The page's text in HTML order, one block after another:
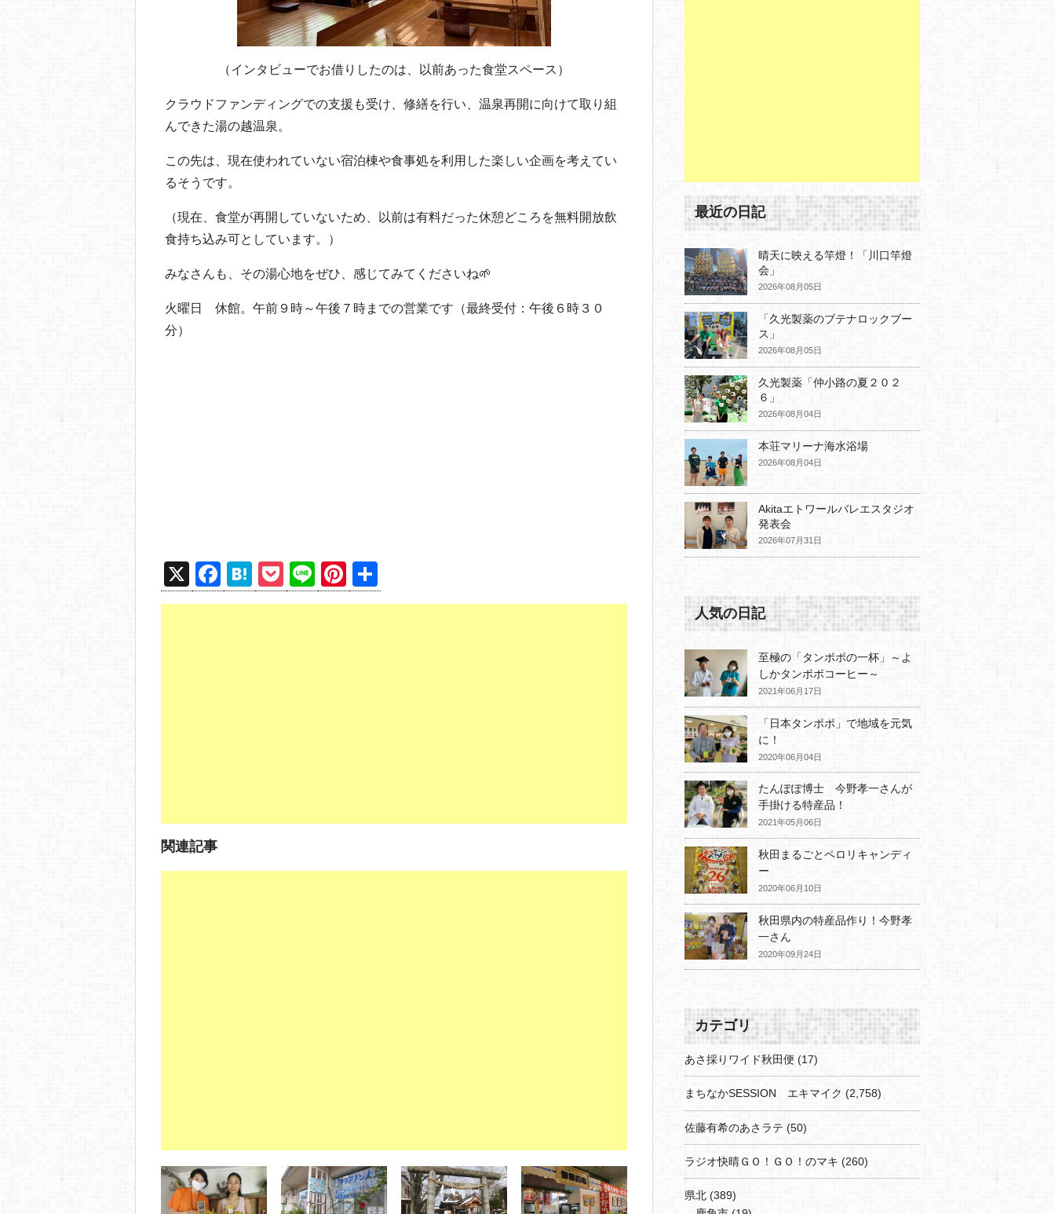
（インタビューでお借りしたのは、以前あった食堂スペース）
クラウドファンディングでの支援も受け、修繕を行い、温泉再開に向けて取り組
んできた湯の越温泉。
この先は、現在使われていない宿泊棟や食事処を利用した楽しい企画を考えてい
るそうです。
（現在、食堂が再開していないため、以前は有料だった休憩どころを無料開放飲
食持ち込み可としています。）
みなさんも、その湯心地をぜひ、感じてみてくださいね🌱
火曜日 休館。午前９時～午後７時までの営業です（最終受付：午後６時３０
分）
X
F
a
H
at
P
o
Li
n
Pi
nt 有
関連記事
最近の日記
晴天に映える竿燈！「川口竿燈
会」
2026年08月05日
「久光製薬のブテナロックブー
ス」
2026年08月05日
久光製薬「仲小路の夏２０２
６」
2026年08月04日
本荘マリーナ海水浴場
2026年08月04日
Akitaエトワールバレエスタジオ
発表会
2026年07月31日
人気の日記
至極の「タンポポの一杯」～よ
しかタンポポコーヒー～
2021年06月17日
「日本タンポポ」で地域を元気
に！
2020年06月04日
たんぽぽ博士 今野孝一さんが
手掛ける特産品！
2021年05月06日
秋田まるごとペロリキャンディ
ー
2020年06月10日
秋田県内の特産品作り！今野孝
一さん
2020年09月24日
カテゴリ
あさ採りワイド秋田便 (17)
まちなかSESSION エキマイク (2,758)
佐藤有希のあさラテ (50)
ラジオ快晴ＧＯ！ＧＯ！のマキ (260)
県北 (389)